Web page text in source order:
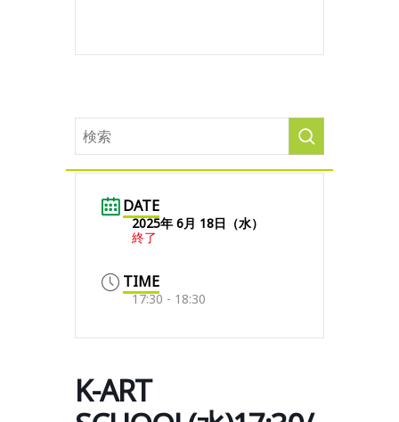
DATE
2025年 6月 18日（水）
終了
TIME
17:30 - 18:30
K-ART